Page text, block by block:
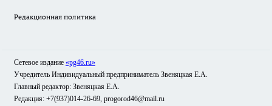
Редакционная политика
Сетевое издание «pg46.ru»
Учредитель Индивидуальный предприниматель Звеняцкая Е.А.
Главный редактор: Звеняцкая Е.А.
Редакция: +7(937)014-26-69, progorod46@mail.ru